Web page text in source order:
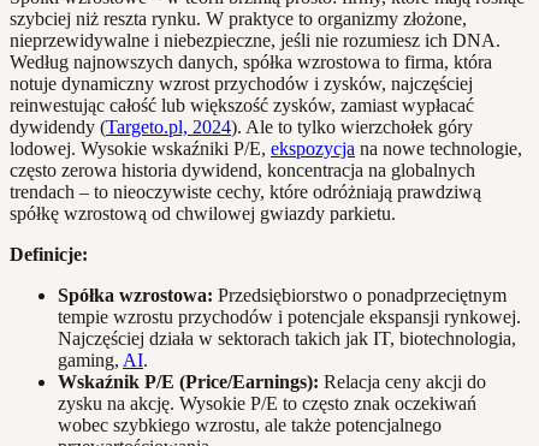
szybciej niż reszta rynku. W praktyce to organizmy złożone,
nieprzewidywalne i niebezpieczne, jeśli nie rozumiesz ich DNA.
Według najnowszych danych, spółka wzrostowa to firma, która
notuje dynamiczny wzrost przychodów i zysków, najczęściej
reinwestując całość lub większość zysków, zamiast wypłacać
dywidendy (Targeto.pl, 2024). Ale to tylko wierzchołek góry
lodowej. Wysokie wskaźniki P/E, ekspozycja na nowe technologie,
często zerowa historia dywidend, koncentracja na globalnych
trendach – to nieoczywiste cechy, które odróżniają prawdziwą
spółkę wzrostową od chwilowej gwiazdy parkietu.
Definicje:
Spółka wzrostowa: Przedsiębiorstwo o ponadprzeciętnym
tempie wzrostu przychodów i potencjale ekspansji rynkowej.
Najczęściej działa w sektorach takich jak IT, biotechnologia,
gaming, AI.
Wskaźnik P/E (Price/Earnings): Relacja ceny akcji do
zysku na akcję. Wysokie P/E to często znak oczekiwań
wobec szybkiego wzrostu, ale także potencjalnego